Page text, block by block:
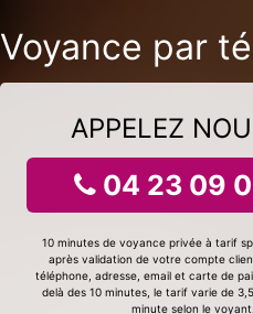
Voyance par
APPELEZ
04 23 09
10 minutes de voyance privée à tarif
après validation de votre compte
téléphone, adresse, email et carte de
delà des 10 minutes, le tarif varie de
minute selon le voyant.